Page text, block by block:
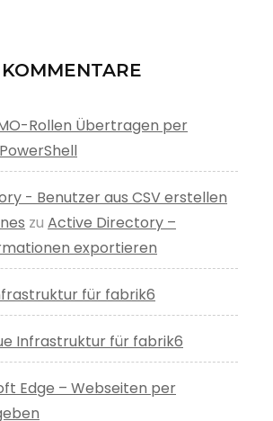
Rollen Übertragen per
- Benutzer aus CSV erstellen
zu Active Directory –
exportieren
für fabrik6
Infrastruktur für fabrik6
Edge – Webseiten per